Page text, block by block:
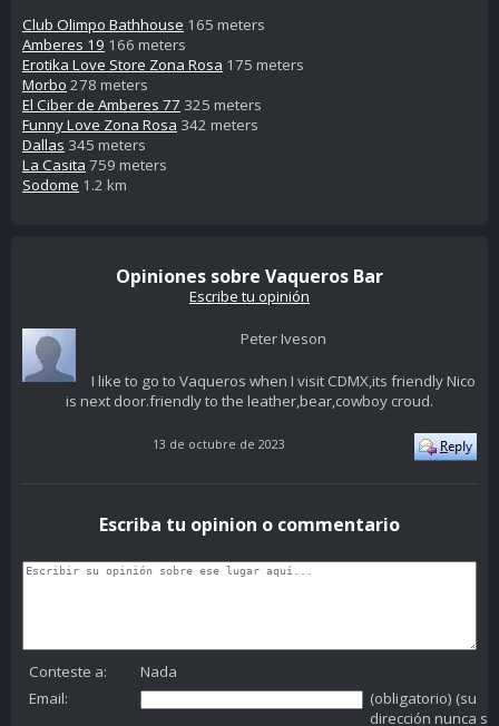
Club Olimpo Bathhouse 165 meters
Amberes 19 166 meters
Erotika Love Store Zona Rosa 175 meters
Morbo 278 meters
El Ciber de Amberes 77 325 meters
Funny Love Zona Rosa 342 meters
Dallas 345 meters
La Casita 759 meters
Sodome 1.2 km
Opiniones sobre Vaqueros Bar
Escribe tu opinión
Peter Iveson
I like to go to Vaqueros when I visit CDMX,its friendly Nico
is next door.friendly to the leather,bear,cowboy croud.
13 de octubre de 2023
Escriba tu opinion o commentario
Conteste a:
Nada
Email:
(obligatorio) (su
dirección nunca se